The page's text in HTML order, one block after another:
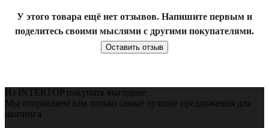
У этого товара ещё нет отзывов. Напишите первым и
поделитесь своими мыслями с другими покупателями.
Оставить отзыв
Из INTERTOP покупать выгоднее
Мы отправляем вам только самые лучшие предложения для
шопинга